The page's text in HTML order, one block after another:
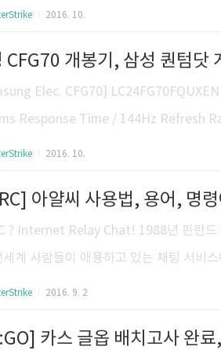
고보니 이 옵션으로 모니터 성능을 끌어
기존 모니터와 비교한 결론입니다.
MPRT 1ms) 일반 모니터
2016. 10.
CFG70 개봉기, 삼성 퀀텀
Elec. CFG70]
Response Time / 144Hz Refresh
Dot Display] 먼저 사용해 볼 수
인치) 두 모델입니다. 함께 출시되
인치로 눈이 시원하지요. 문명6 같은 광
2016. 10.
아얄씨 사용법, 용어, 명
? Internet Relay Chat! 1988년 핀란
세계 사람들이 애용하고 있는 채팅 서비
거듭하였고, 여러 BBS에서 채팅이라는
한분야에 관심이 있는 소수의 사람들이
2016. 9. 2
카스 글옵 배치고사 완